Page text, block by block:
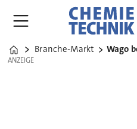
Home
Branche-Markt
ANZEIGE
ANZEIGE